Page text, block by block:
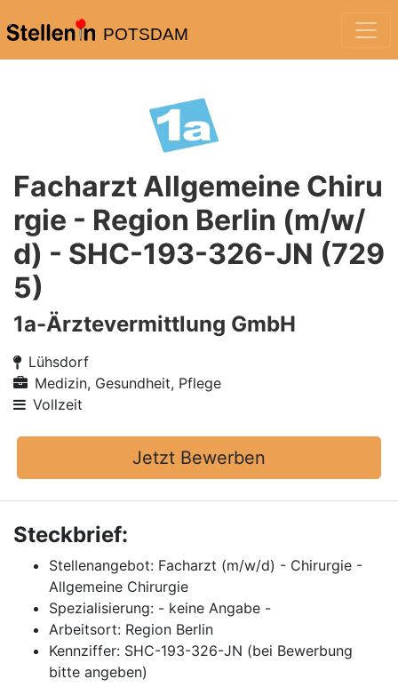
POTSDAM
Facharzt Allgemeine Chiru
rgie - Region Berlin (m/w/
d) - SHC-193-326-JN (729
5)
1a-Ärztevermittlung GmbH
Lühsdorf
Medizin, Gesundheit, Pflege
Vollzeit
Jetzt Bewerben
Steckbrief:
Stellenangebot: Facharzt (m/w/d) - Chirurgie -
Allgemeine Chirurgie
Spezialisierung: - keine Angabe -
Arbeitsort: Region Berlin
Kennziffer: SHC-193-326-JN (bei Bewerbung
bitte angeben)